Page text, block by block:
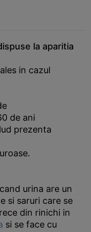
la aparitia
in cazul
de ani
prezenta
urina are un
si saruri care se
din rinichi in
si se face cu